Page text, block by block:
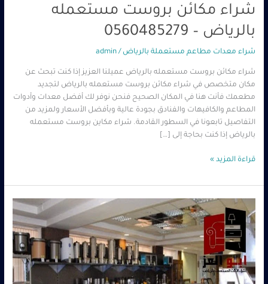
شراء مكائن بروست مستعمله
بالرياض – 0560485279
شراء معدات مطاعم مستعملة بالرياض /
admin
شراء مكائن بروست مستعمله بالرياض عميلنا العزيز إذا كنت تبحث عن
مكان متخصص في شراء مكائن بروست مستعمله بالرياض لتجديد
مطعمك فأنت هنا في المكان الصحيح فنحن نوفر لك أفضل معدات وأدوات
المطاعم والكافيهات والفنادق بجودة عالية وبأفضل الأسعار ولمزيد من
التفاصيل تابعونا في السطور القادمة. شراء مكاين بروست مستعمله
بالرياض إذا كنت بحاجة إلى […]
قراءة المزيد »
مكاين
بروست
مستعمله
بالرياض
–
0560485279